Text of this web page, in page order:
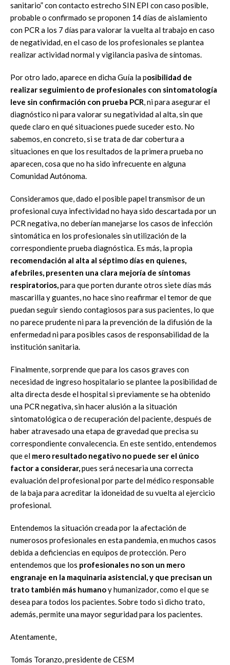
sanitario” con contacto estrecho SIN EPI con caso posible,
probable o confirmado se proponen 14 días de aislamiento
con PCR a los 7 días para valorar la vuelta al trabajo en caso
de negatividad, en el caso de los profesionales se plantea
realizar actividad normal y vigilancia pasiva de síntomas.
Por otro lado, aparece en dicha Guía la posibilidad de
realizar seguimiento de profesionales con sintomatología
leve sin confirmación con prueba PCR, ni para asegurar el
diagnóstico ni para valorar su negatividad al alta, sin que
quede claro en qué situaciones puede suceder esto. No
sabemos, en concreto, si se trata de dar cobertura a
situaciones en que los resultados de la primera prueba no
aparecen, cosa que no ha sido infrecuente en alguna
Comunidad Autónoma.
Consideramos que, dado el posible papel transmisor de un
profesional cuya infectividad no haya sido descartada por un
PCR negativa, no deberían manejarse los casos de infección
sintomática en los profesionales sin utilización de la
correspondiente prueba diagnóstica. Es más, la propia
recomendación al alta al séptimo días en quienes,
afebriles, presenten una clara mejoría de síntomas
respiratorios,para que porten durante otros siete días más
mascarilla y guantes, no hace sino reafirmar el temor de que
puedan seguir siendo contagiosos para sus pacientes, lo que
no parece prudente ni para la prevención de la difusión de la
enfermedad ni para posibles casos de responsabilidad de la
institución sanitaria.
Finalmente, sorprende que para los casos graves con
necesidad de ingreso hospitalario se plantee la posibilidad de
alta directa desde el hospital si previamente se ha obtenido
una PCR negativa, sin hacer alusión a la situación
sintomatológica o de recuperación del paciente, después de
haber atravesado una etapa de gravedad que precisa su
correspondiente convalecencia. En este sentido, entendemos
que el mero resultado negativo no puede ser el único
factor a considerar,pues será necesaria una correcta
evaluación del profesional por parte del médico responsable
de la baja para acreditar la idoneidad de su vuelta al ejercicio
profesional.
Entendemos la situación creada por la afectación de
numerosos profesionales en esta pandemia, en muchos casos
debida a deficiencias en equipos de protección. Pero
entendemos que los profesionales no son un mero
engranaje en la maquinaria asistencial, y que precisan un
trato también más humanoy humanizador, como el que se
desea para todos los pacientes. Sobre todo si dicho trato,
además, permite una mayor seguridad para los pacientes.
Atentamente,
Tomás Toranzo, presidente de CESM